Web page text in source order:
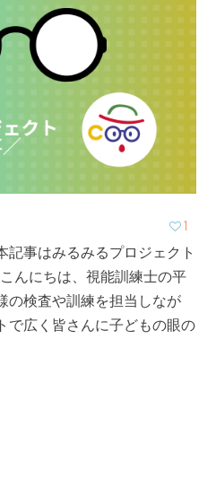
1
事はみるみるプロジェクト
んにちは、視能訓練士の平
の検査や訓練を担当しなが
で広く皆さんに子どもの眼の